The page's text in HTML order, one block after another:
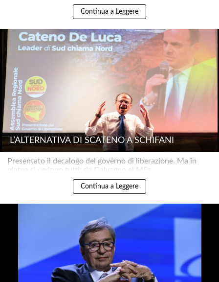
Continua a Leggere
L’ALTERNATIVA DI SCATENO A SCHIFANI
Presentato il decalogo del governo di liberazione. Ma in
platea si vedono tutti: da Galvagno al M5s..
Continua a Leggere